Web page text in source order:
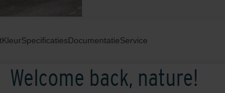
KleurSpecificatiesDocumentatieService
Welcome back, nature!